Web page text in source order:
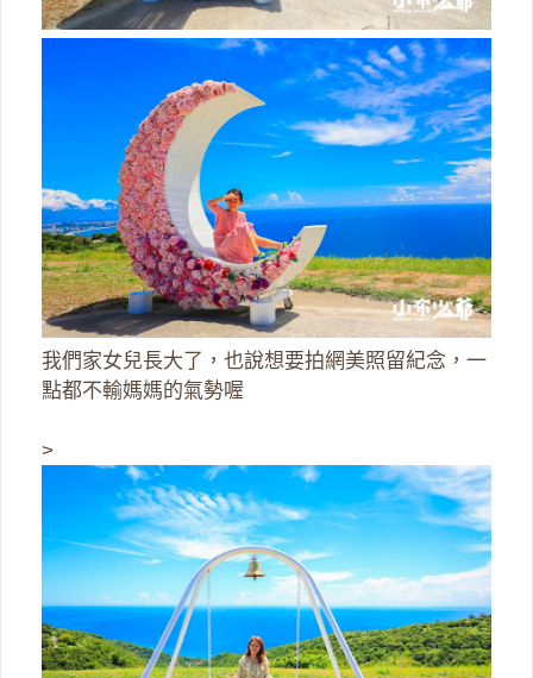
我們家女兒長大了，也說想要拍網美照留紀念，一
點都不輸媽媽的氣勢喔
>